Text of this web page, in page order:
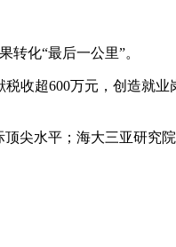
化“最后一公里”。
收超600万元，创造就
尖水平；海大三亚研